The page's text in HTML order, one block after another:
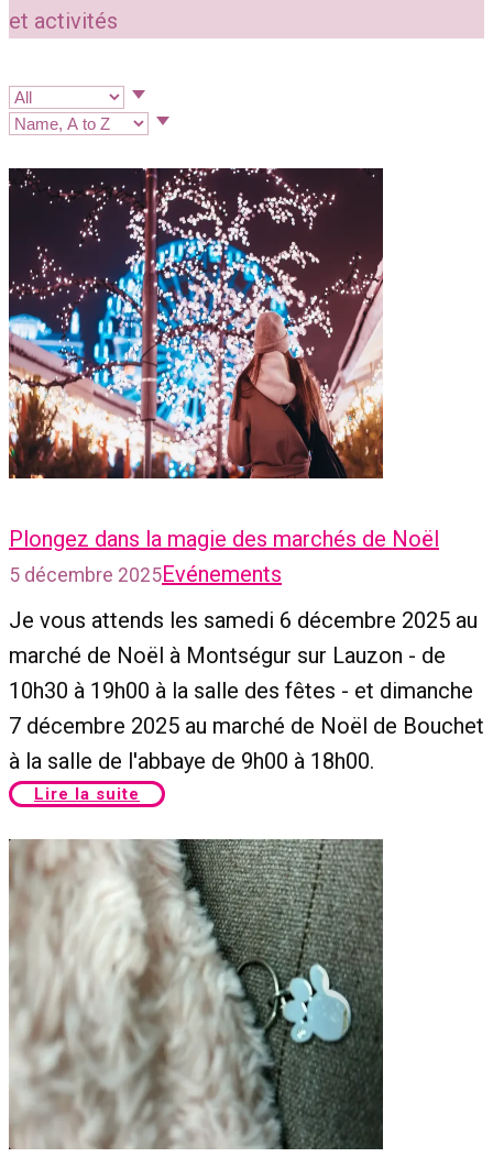
et activités
Plongez dans la magie des marchés de Noël
5 décembre 2025Evénements
Je vous attends les samedi 6 décembre 2025 au
marché de Noël à Montségur sur Lauzon - de
10h30 à 19h00 à la salle des fêtes - et dimanche
7 décembre 2025 au marché de Noël de Bouchet
à la salle de l'abbaye de 9h00 à 18h00.
Lire la suite​